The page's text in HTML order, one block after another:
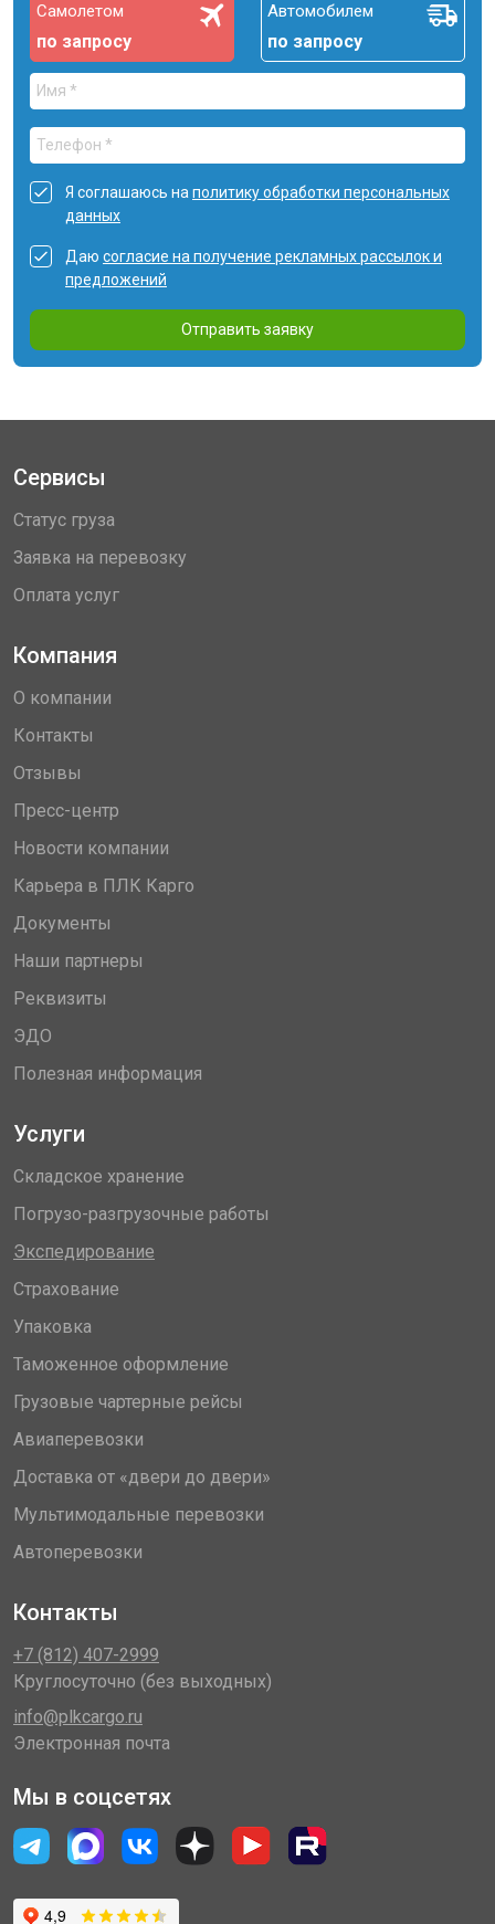
Самолетом
по запросу
Автомобилем
по запросу
Я соглашаюсь на политику обработки персональных
данных
Даю согласие на получение рекламных рассылок и
предложений
Отправить заявку
Сервисы
Статус груза
Заявка на перевозку
Оплата услуг
Компания
О компании
Контакты
Отзывы
Пресс-центр
Новости компании
Карьера в ПЛК Карго
Документы
Наши партнеры
Реквизиты
ЭДО
Полезная информация
Услуги
Складское хранение
Погрузо-разгрузочные работы
Экспедирование
Страхование
Упаковка
Таможенное оформление
Грузовые чартерные рейсы
Авиаперевозки
Доставка от «двери до двери»
Мультимодальные перевозки
Автоперевозки
Контакты
+7 (812) 407-2999
Круглосуточно (без выходных)
info@plkcargo.ru
Электронная почта
Мы в соцсетях